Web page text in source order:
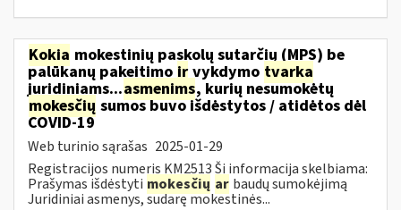
Kokia mokestinių paskolų sutarčių (MPS) be
palūkanų pakeitimo ir vykdymo tvarka
juridiniams...asmenims, kurių nesumokėtų
mokesčių sumos buvo išdėstytos / atidėtos dėl
COVID-19
Web turinio sąrašas 2025-01-29
Registracijos numeris KM2513 Ši informacija skelbiama:
Prašymas išdėstyti mokesčių ar baudų sumokėjimą
Juridiniai asmenys, sudarę mokestinės...